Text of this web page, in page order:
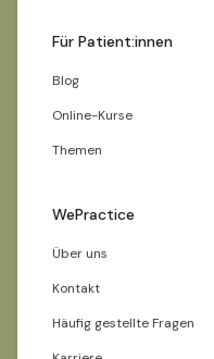
Für Patient:innen
Blog
Online-Kurse
Themen
WePractice
Über uns
Kontakt
Häufig gestellte Fragen